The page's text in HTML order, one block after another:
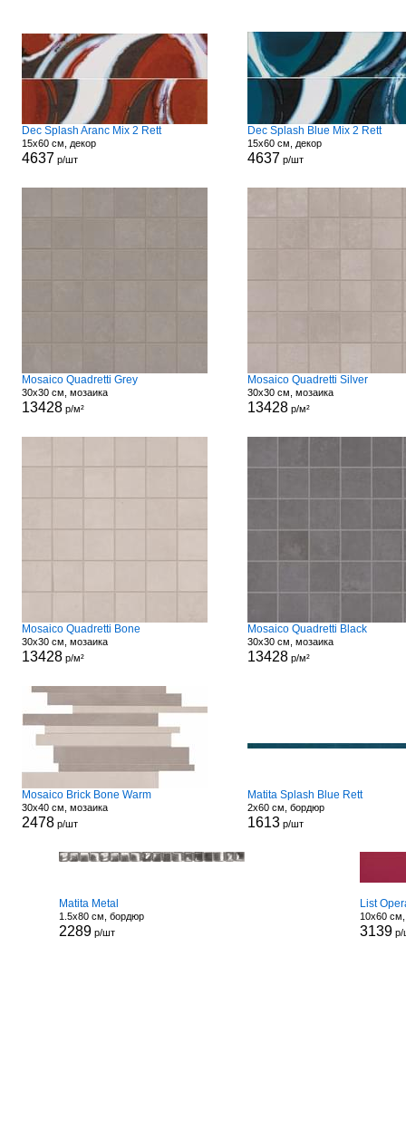
Dec Splash Aranc Mix 2 Rett
15x60 см, декор
4637 р/шт
Dec Splash Blue Mix 2 Rett
15x60 см, декор
4637 р/шт
Mosaico Quadretti Grey
30x30 см, мозаика
13428р/м²
Mosaico Quadretti Silver
30x30 см, мозаика
13428р/м²
Mosaico Quadretti Bone
30x30 см, мозаика
13428р/м²
Mosaico Quadretti Black
30x30 см, мозаика
13428р/м²
Mosaico Brick Bone Warm
30x40 см, мозаика
2478р/шт
Matita Splash Blue Rett
2x60 см, бордюр
1613р/шт
Matita Metal
1.5x80 см, бордюр
2289 р/шт
List
10x60
3139 р/